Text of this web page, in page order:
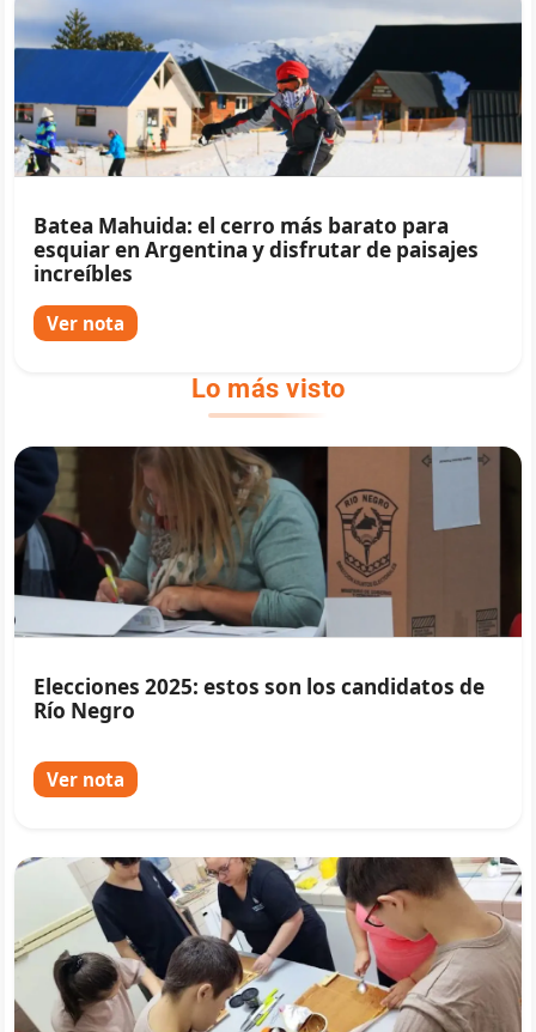
Batea Mahuida: el cerro más barato para
esquiar en Argentina y disfrutar de paisajes
increíbles
Ver nota
Lo más visto
Elecciones 2025: estos son los candidatos de
Río Negro
Ver nota